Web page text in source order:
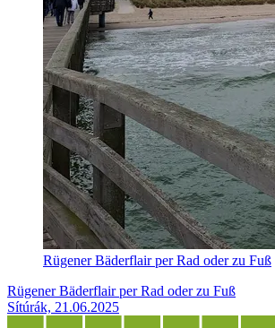
Rügener Bäderflair per Rad oder zu Fuß
Rügener Bäderflair per Rad oder zu Fuß
Sítúrák, 21.06.2025